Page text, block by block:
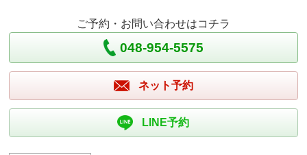
ご予約・お問い合わせはコチラ
048-954-5575
ネット予約
LINE予約